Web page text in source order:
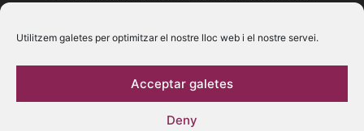
Utilitzem galetes per optimitzar el nostre lloc web i el nostre servei.
Acceptar galetes
Deny
Segueix-nos